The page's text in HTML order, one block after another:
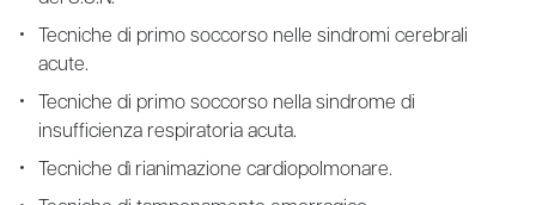
Tecniche di primo soccorso nelle sindromi cerebrali
acute.
Tecniche di primo soccorso nella sindrome di
insufficienza respiratoria acuta.
Tecniche dì rianimazione cardiopolmonare.